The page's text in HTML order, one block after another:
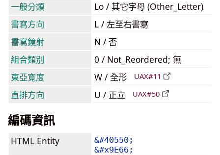
一般分類
Lo / 其它字母 (Other_Letter)
書寫方向
L / 左至右書寫
書寫鏡射
N / 否
組合類別
0 / Not_Reordered; 無
東亞寬度
W / 全形 UAX#11
直排方向 U / 正立 UAX#50
編碼資訊
HTML Entity
&#40550;
&#x9E66;